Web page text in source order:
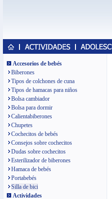
Accesorios de bebés
Biberones
Tipos de colchones de cuna
Tipos de hamacas para niños
Bolsa cambiador
Bolsa para dormir
Calientabiberones
Chupetes
Cochecitos de bebés
Consejos sobre cochecitos
Dudas sobre cochecitos
Esterilizador de biberones
Hamaca de bebés
Portabebés
Silla de bici
Actividades